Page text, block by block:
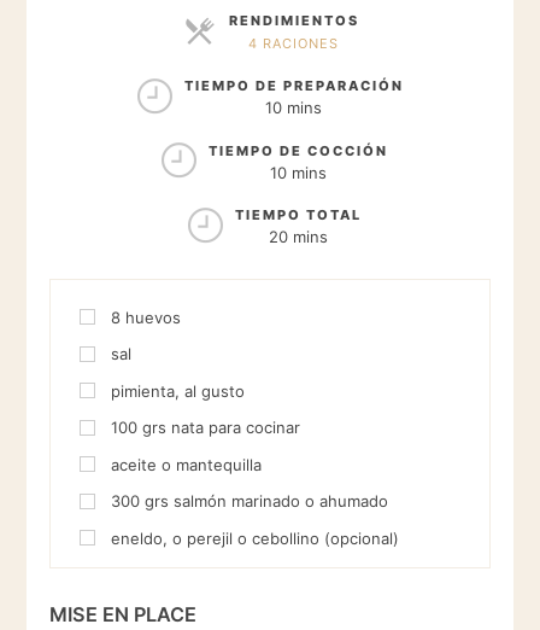
RENDIMIENTOS
4 RACIONES
TIEMPO DE PREPARACIÓN
10 mins
TIEMPO DE COCCIÓN
10 mins
TIEMPO TOTAL
20 mins
8 huevos
sal
pimienta, al gusto
100 grs nata para cocinar
aceite o mantequilla
300 grs salmón marinado o ahumado
eneldo, o perejil o cebollino (opcional)
MISE EN PLACE